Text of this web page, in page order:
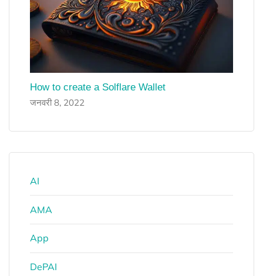
How to create a Solflare Wallet
जनवरी 8, 2022
AI
AMA
App
DePAI